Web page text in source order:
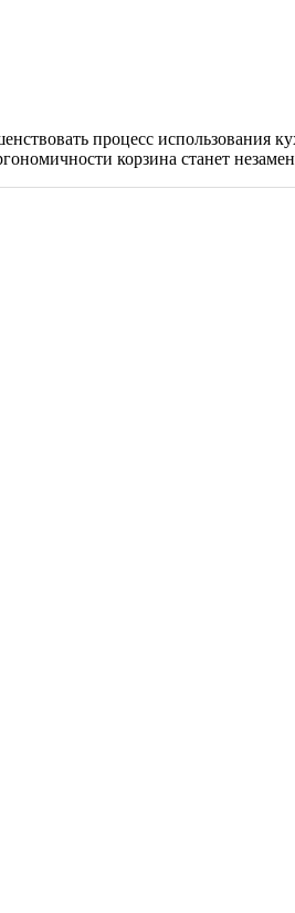
процесс использования
корзина станет